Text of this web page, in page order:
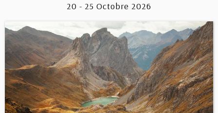
20 - 25 Octobre 2026